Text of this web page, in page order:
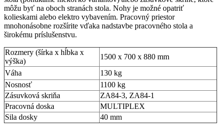
môžu byť na oboch stranách stola. Nohy je možné opatriť
kolieskami alebo elektro vybavením. Pracovný priestor
mnohonásobne rozšírite vďaka nadstavbe pracovného stola a
širokému príslušenstvu.
Rozmery (šírka x hĺbka x
výška)
1500 x 700 x 880 mm
Váha
130 kg
Nosnosť
1100 kg
Zásuvková skriňa
ZA84-3, ZA84-1
Pracovná doska
MULTIPLEX
Sila dosky
40 mm